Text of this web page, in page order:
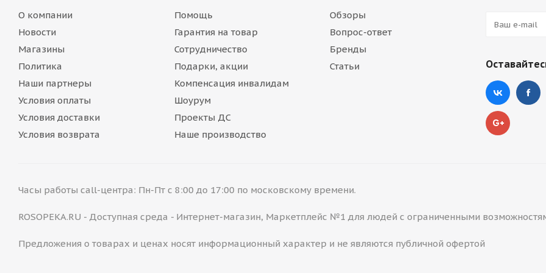
О компании
Новости
Магазины
Политика
Наши партнеры
Условия оплаты
Условия доставки
Условия возврата
Помощь
Гарантия на товар
Сотрудничество
Подарки, акции
Компенсация инвалидам
Шоурум
Проекты ДС
Наше производство
Обзоры
Вопрос-ответ
Бренды
Статьи
Часы работы call-центра: Пн-Пт с 8:00 до 17:00 по московскому времени.
ROSOPEKA.RU - Доступная среда - Интернет-магазин, Маркетплейс №1 для людей с ограниченными
Предложения о товарах и ценах носят информационный характер и не являются публичной офертой